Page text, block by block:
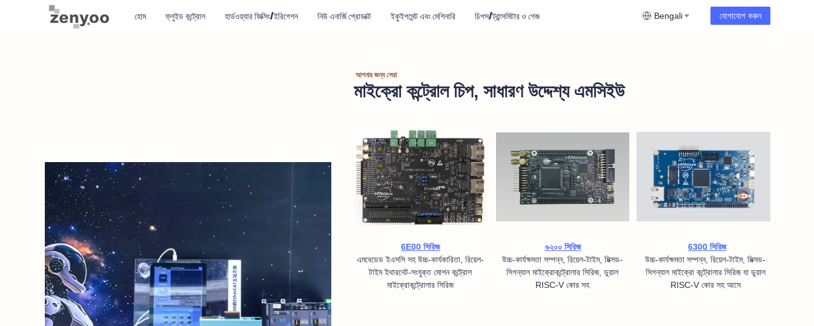
হোম ফ্লুইড কন্ট্রোল হার্ডওয়্যার ফিক্সিং/ইরিগেশন নিউ এনার্জি প্রোডাক্ট ইকুইপমেন্ট এবং মেশিনারি চিপস/ট্রান্সমিটার ও গেজ Bengali যোগাযোগ করুন
আপনার জন্য সেরা
মাইক্রো কন্ট্রোল চিপ, সাধারণ উদ্দেশ্য এমসিইউ
6E00 সিরিজ ৬২০০ সিরিজ 6300 সিরিজ
এমবেডেড ইএসসি সহ উচ্চ-কার্যকারিতা, রিয়েল-
টাইম ইথারনেট-সংযুক্ত মোশন কন্ট্রোল
মাইক্রোকন্ট্রোলার সিরিজ
উচ্চ-কার্যক্ষমতা সম্পন্ন, রিয়েল-টাইম, মিক্সড-
সিগন্যাল মাইক্রোকন্ট্রোলার সিরিজ, ডুয়াল
RISC-V কোর সহ
উচ্চ-কার্যক্ষমতা সম্পন্ন, রিয়েল-টাইম, মিক্সড-
সিগন্যাল মাইক্রো কন্ট্রোলার সিরিজ যা ডুয়াল
RISC-V কোর সহ আসে